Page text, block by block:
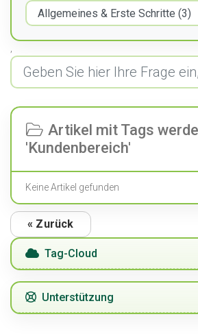
Artikel mit Tags
'Kundenbereich'
Keine Artikel gefunden
« Zurück
Tag-Cloud
Unterstützung